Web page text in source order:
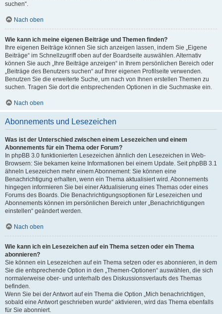
suchen“.
Nach oben
Wie kann ich meine eigenen Beiträge und Themen finden?
Ihre eigenen Beiträge können Sie sich anzeigen lassen, indem Sie „Eigene
Beiträge“ im Schnellzugriff oben auf der Boardseite auswählen. Alternativ
können Sie auch „Ihre Beiträge anzeigen“ in Ihrem persönlichen Bereich oder
„Beiträge des Benutzers suchen“ auf Ihrer eigenen Profilseite verwenden.
Benutzen Sie die erweiterte Suche, um nach von Ihnen erstellen Themen zu
suchen. Tragen Sie dort die entsprechenden Optionen in die Suchmaske ein.
Nach oben
Abonnements und Lesezeichen
Was ist der Unterschied zwischen einem Lesezeichen und einem
Abonnements für ein Thema oder Forum?
In phpBB 3.0 funktionierten Lesezeichen ähnlich den Lesezeichen in Web-
Browsern: Sie bekamen keine Informationen bei einem Update. Seit phpBB 3.1
ähneln Lesezeichen mehr einem Abonnement: Sie können eine
Benachrichtigung erhalten, wenn ein Thema aktualisiert wird. Abonnements
hingegen informieren Sie bei einer Aktualisierung eines Themas oder eines
Forums des Boards. Die Benachrichtigungsoptionen für Lesezeichen und
Abonnements können im persönlichen Bereich unter „Benachrichtigungen
einstellen“ geändert werden.
Nach oben
Wie kann ich ein Lesezeichen auf ein Thema setzen oder ein Thema
abonnieren?
Sie können ein Lesezeichen auf ein Thema setzen oder es abonnieren, in dem
Sie die entsprechende Option in den „Themen-Optionen“ auswählen, die sich
normalerweise ober- und unterhalb des Diskussionsverlaufs des Themas
befinden.
Wenn Sie bei der Antwort auf ein Thema die Option „Mich benachrichtigen,
sobald eine Antwort geschrieben wurde“ aktivieren, wird das Thema ebenfalls
für Sie abonniert.